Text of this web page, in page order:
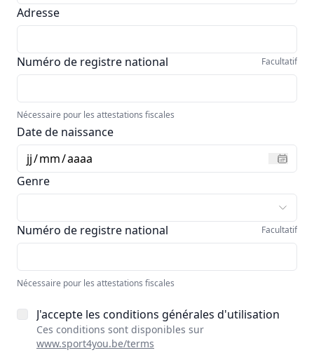
Adresse
Numéro de registre national Facultatif
Nécessaire pour les attestations fiscales
Date de naissance
jj/mm/aaaa
Genre
Numéro de registre national Facultatif
Nécessaire pour les attestations fiscales
J'accepte les conditions générales d'utilisation
Ces conditions sont disponibles sur
www.sport4you.be/terms